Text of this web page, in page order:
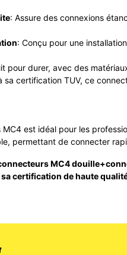
: Assure des connexions
: Conçu pour une
pour durer, avec des
sa certification TUV, ce
est idéal pour les
permettant de connecter
MC4
certification de haute